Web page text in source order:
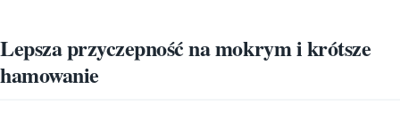
Lepsza przyczepność na mokrym i krótsze
hamowanie